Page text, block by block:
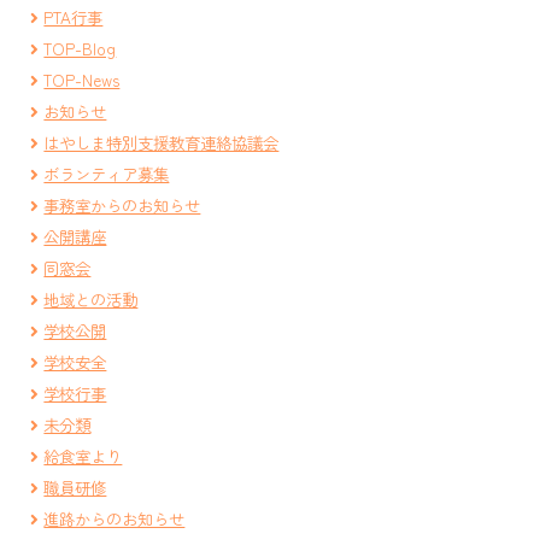
PTA行事
TOP-Blog
TOP-News
お知らせ
はやしま特別支援教育連絡協議会
ボランティア募集
事務室からのお知らせ
公開講座
同窓会
地域との活動
学校公開
学校安全
学校行事
未分類
給食室より
職員研修
進路からのお知らせ